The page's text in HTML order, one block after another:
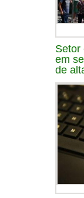
Setor
em
de